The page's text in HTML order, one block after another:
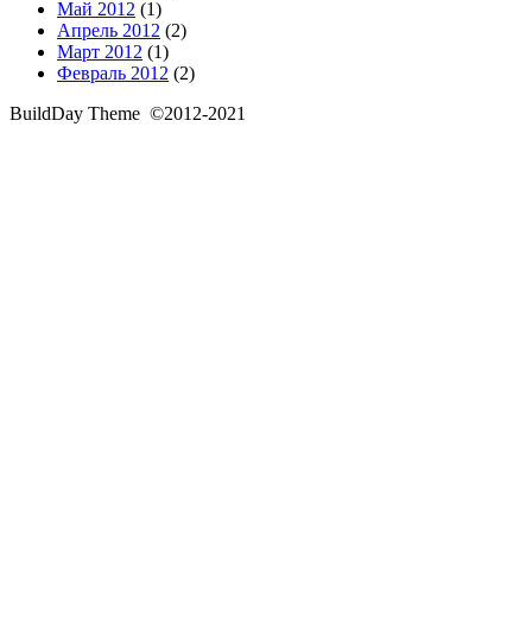
Май 2012 (1)
Апрель 2012 (2)
Март 2012 (1)
Февраль 2012 (2)
BuildDay Theme ©2012-2021